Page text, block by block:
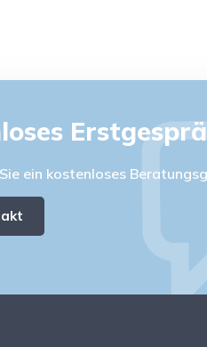
ein kostenloses